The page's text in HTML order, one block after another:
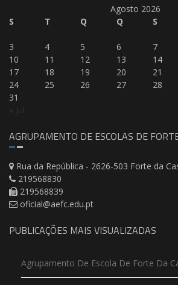
Agosto 2026
S
T Q Q S
« Jul
3
4 5 6 7
10
11 12 13 14
17
18 19 20 21
24
25 26 27 28
31
AGRUPAMENTO DE ESCOLAS DE
Rua da República - 2626-503 Forte da
219568830
219568839
oficial@aefc.edu.pt
PUBLICAÇÕES MAIS VISUALIZADAS
Agrupamento De Escola De Forte Da